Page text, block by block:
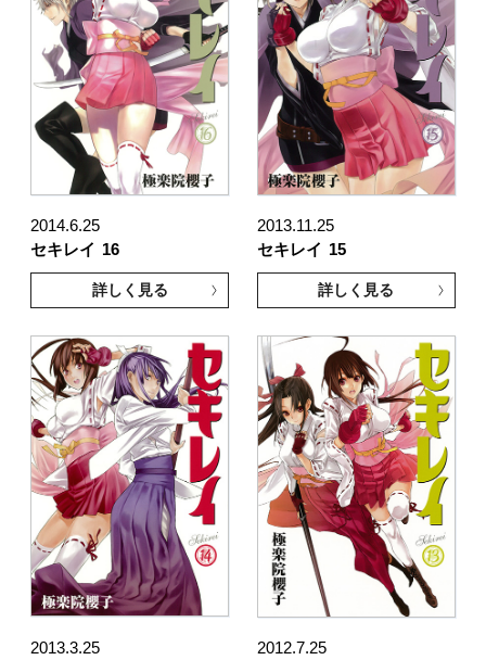
2014.6.25
セキレイ 16
詳しく見る
2013.11.25
セキレイ 15
詳しく見る
2013.3.25 2012.7.25